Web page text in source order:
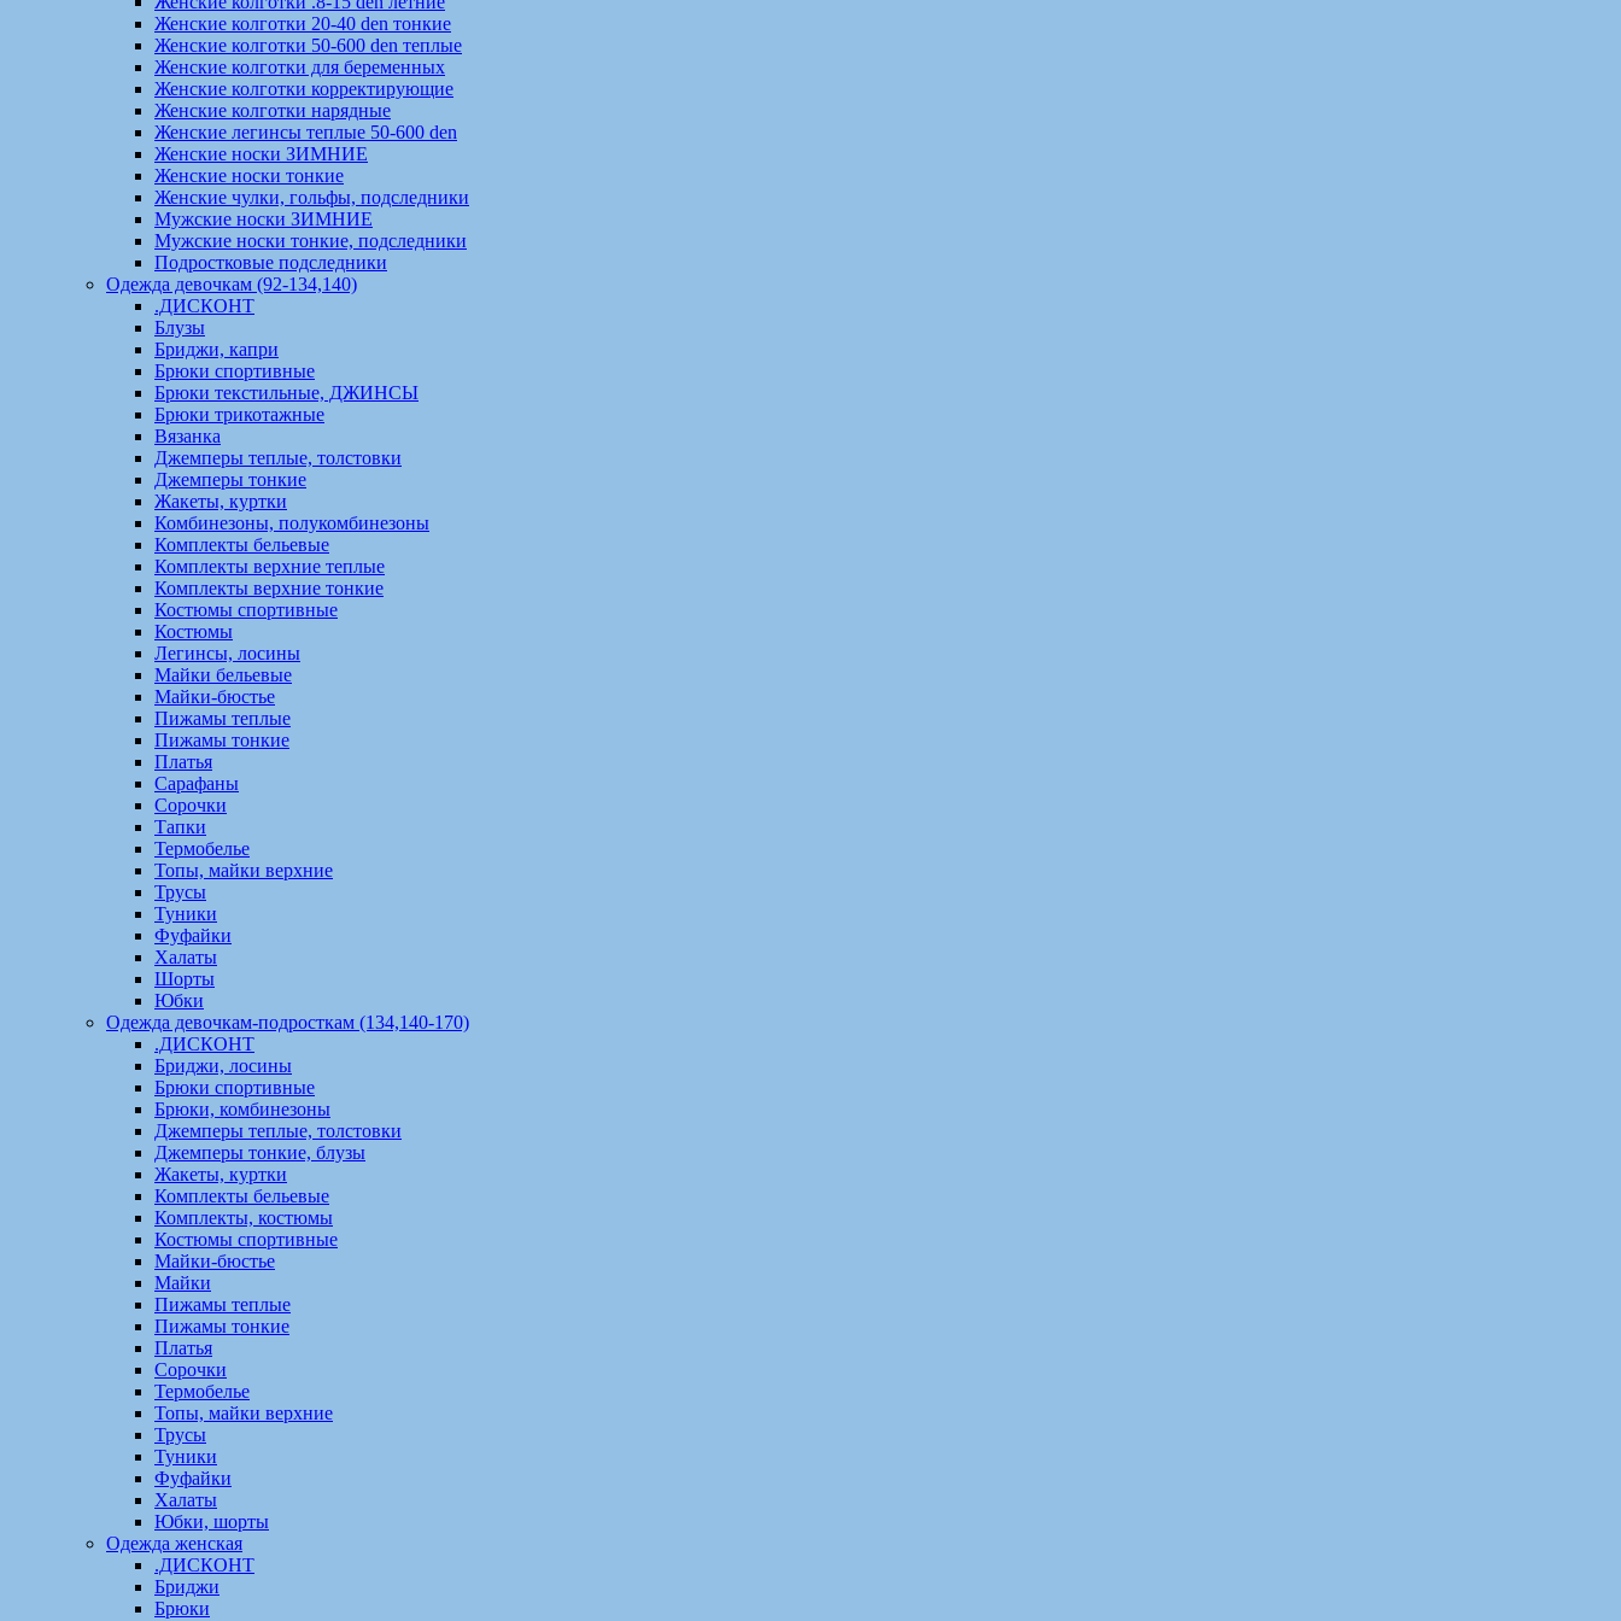
Женские колготки 20-40 den тонкие
Женские колготки 50-600 den теплые
Женские колготки для беременных
Женские колготки корректирующие
Женские колготки нарядные
Женские легинсы теплые 50-600 den
Женские носки ЗИМНИЕ
Женские носки тонкие
Женские чулки, гольфы, подследники
Мужские носки ЗИМНИЕ
Мужские носки тонкие, подследники
Подростковые подследники
Одежда девочкам (92-134,140)
.ДИСКОНТ
Блузы
Бриджи, капри
Брюки спортивные
Брюки текстильные, ДЖИНСЫ
Брюки трикотажные
Вязанка
Джемперы теплые, толстовки
Джемперы тонкие
Жакеты, куртки
Комбинезоны, полукомбинезоны
Комплекты бельевые
Комплекты верхние теплые
Комплекты верхние тонкие
Костюмы спортивные
Костюмы
Легинсы, лосины
Майки бельевые
Майки-бюстье
Пижамы теплые
Пижамы тонкие
Платья
Сарафаны
Сорочки
Тапки
Термобелье
Топы, майки верхние
Трусы
Туники
Фуфайки
Халаты
Шорты
Юбки
Одежда девочкам-подросткам (134,140-170)
.ДИСКОНТ
Бриджи, лосины
Брюки спортивные
Брюки, комбинезоны
Джемперы теплые, толстовки
Джемперы тонкие, блузы
Жакеты, куртки
Комплекты бельевые
Комплекты, костюмы
Костюмы спортивные
Майки-бюстье
Майки
Пижамы теплые
Пижамы тонкие
Платья
Сорочки
Термобелье
Топы, майки верхние
Трусы
Туники
Фуфайки
Халаты
Юбки, шорты
Одежда женская
.ДИСКОНТ
Бриджи
Брюки